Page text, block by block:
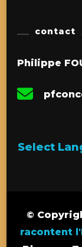
contact
Philippe
Select
©
racontent